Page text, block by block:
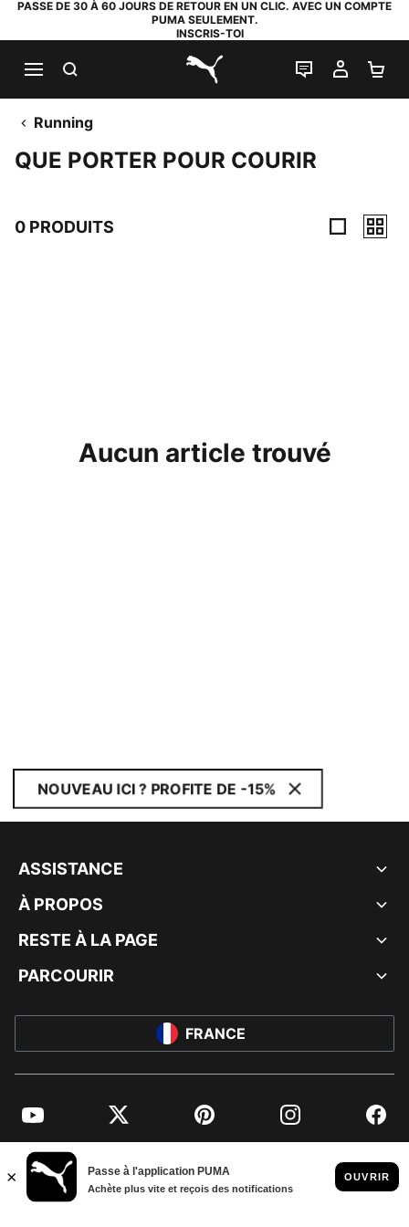
PASSE DE 30 À 60 JOURS DE RETOUR EN UN CLIC. AVEC UN COMPTE
PUMA SEULEMENT.
INSCRIS-TOI
PUMA.com
LIVE CHAT
MON
Running
QUE PORTER POUR COURIR
0 PRODUITS
Aucun article trouvé
NOUVEAU ICI ? PROFITE DE -15%
ASSISTANCE
À PROPOS
RESTE À LA PAGE
PARCOURIR
FRANCE
YouTube Twitter Pinterest Instagram
© PUMA EUROPE GMBH, 2026. TOUS DROITS RÉSERVÉS
MENTIONS ET DONNÉES LÉGALES